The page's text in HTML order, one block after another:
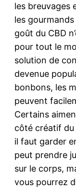
les breuvages
les
goût du CBD
pour tout le
solution de
devenue
bonbons, les
peuvent
Certains
côté créatif du
il faut garder
peut prendre
sur le corps,
vous pourrez